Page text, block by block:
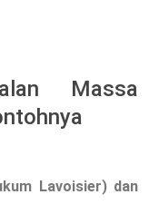
Massa
Lavoisier) dan